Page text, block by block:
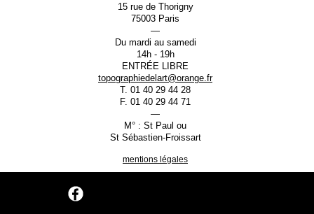
15 rue de Thorigny
75003 Paris
—
Du mardi au samedi
14h - 19h
ENTRÉE LIBRE
topographiedelart@orange.fr
T. 01 40 29 44 28
F. 01 40 29 44 71
—
M° : St Paul ou
St Sébastien-Froissart
mentions légales